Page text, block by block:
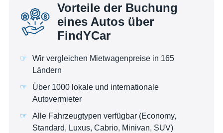
Vorteile der Buchung
eines Autos über
FindYCar
Wir vergleichen Mietwagenpreise in 165
Ländern
Über 1000 lokale und internationale
Autovermieter
Alle Fahrzeugtypen verfügbar (Economy,
Standard, Luxus, Cabrio, Minivan, SUV)